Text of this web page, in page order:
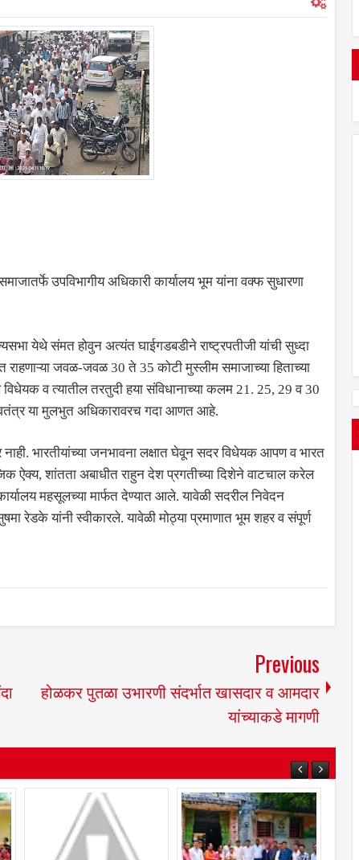
उपविभागीय अधिकारी कार्यालय भूम यांना वक्फ सुधारणा
येथे संमत होवुन अत्यंत घाईगडबडीने राष्ट्रपतीजी यांची सुध्दा
जवळ-जवळ 30 ते 35 कोटी मुस्लीम समाजाच्या हिताच्या
व त्यातील तरतुदी हया संविधानाच्या कलम 21. 25, 29 व 30
या मुलभुत अधिकारावरच गदा आणत आहे.
भारतीयांच्या जनभावना लक्षात घेवून सदर विधेयक आपण व भारत
ऐक्य, शांतता अबाधीत राहुन देश प्रगतीच्या दिशेने वाटचाल करेल
महसूलच्या मार्फत देण्यात आले. यावेळी सदरील निवेदन
रेडके यांनी स्वीकारले. यावेळी मोठ्या प्रमाणात भूम शहर व संपूर्ण
Previous
होळकर पुतळा उभारणी संदर्भात खासदार व आमदार
यांच्याकडे मागणी